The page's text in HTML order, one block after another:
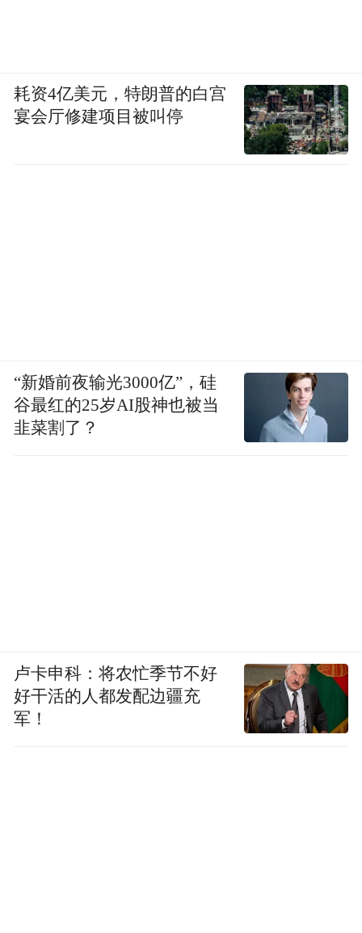
耗资4亿美元，特朗普的白宫
宴会厅修建项目被叫停
“新婚前夜输光3000亿”，硅
谷最红的25岁AI股神也被当
韭菜割了？
卢卡申科：将农忙季节不好
好干活的人都发配边疆充
军！